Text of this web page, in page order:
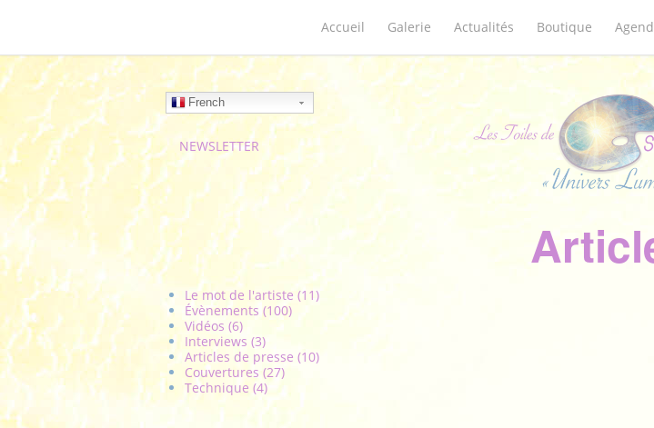
Accueil Galerie Actualités Boutique
French
NEWSLETTER
Le mot de l'artiste (11)
Évènements (100)
Vidéos (6)
Interviews (3)
Articles de presse (10)
Couvertures (27)
Technique (4)